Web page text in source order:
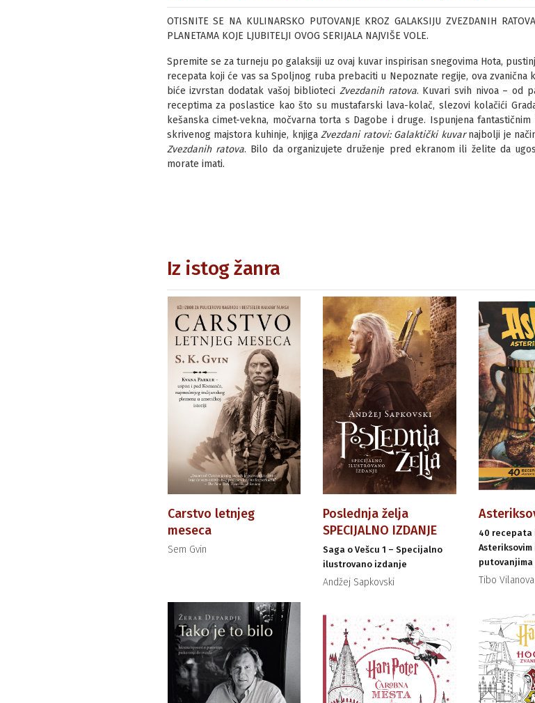
OTISNITE SE NA KULINARSKO PUTOVANJE KROZ GALAKSIJU ZVEZDANIH
PLANETAMA KOJE LJUBITELJI OVOG SERIJALA NAJVIŠE VOLE.
Spremite se za turneju po galaksiji uz ovaj kuvar inspirisan snegovima Hota,
recepata koji će vas sa Spoljnog ruba prebaciti u Nepoznate regije, ova
biće izvrstan dodatak vašoj biblioteci Zvezdanih ratova. Kuvari svih nivoa – od
receptima za poslastice kao što su mustafarski lava-kolač, slezovi kolačići
kešanska cimet-vekna, močvarna torta s Dagobe i druge. Ispunjena
skrivenog majstora kuhinje, knjigaZvezdani ratovi: Galaktički kuvarnajbolji je
Zvezdanih ratova. Bilo da organizujete druženje pred ekranom ili želite da
morate imati.
Iz istog žanra
Carstvo letnjeg
meseca
Sem Gvin
Poslednja želja
SPECIJALNO IZDANJE
Saga o Vešcu 1 – Specijalno
ilustrovano izdanje
Andžej Sapkovski
40 recepata
Asteriksovim
putovanjima
Tibo Vilanova